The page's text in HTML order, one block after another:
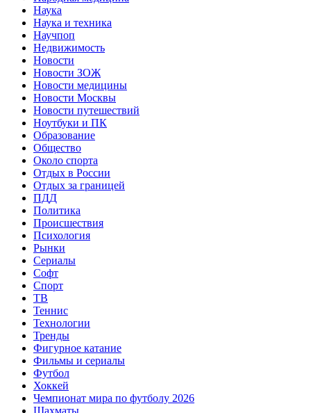
Наука
Наука и техника
Научпоп
Недвижимость
Новости
Новости ЗОЖ
Новости медицины
Новости Москвы
Новости путешествий
Ноутбуки и ПК
Образование
Общество
Около спорта
Отдых в России
Отдых за границей
ПДД
Политика
Происшествия
Психология
Рынки
Сериалы
Софт
Спорт
ТВ
Теннис
Технологии
Тренды
Фигурное катание
Фильмы и сериалы
Футбол
Хоккей
Чемпионат мира по футболу 2026
Шахматы